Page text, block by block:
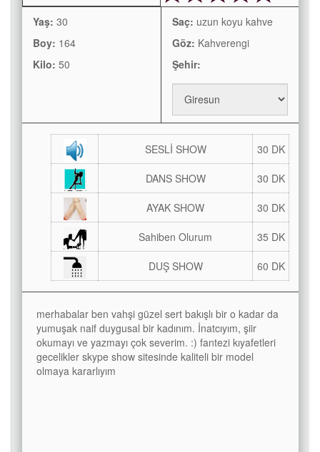
Yaş: 30
Boy: 164
Kilo: 50
Saç: uzun koyu kahve
Göz: Kahverengi
Şehir:
SESLİ SHOW 30 DK
DANS SHOW 30 DK
AYAK SHOW 30 DK
Sahiben Olurum 35 DK
DUŞ SHOW 60 DK
merhabalar ben vahşi güzel sert bakışlı bir o kadar da
yumuşak naif duygusal bir kadınım. İnatcıyım, şiir
okumayı ve yazmayı çok severim. :) fantezi kıyafetleri
gecelikler skype show sitesinde kaliteli bir model
olmaya kararlıyım